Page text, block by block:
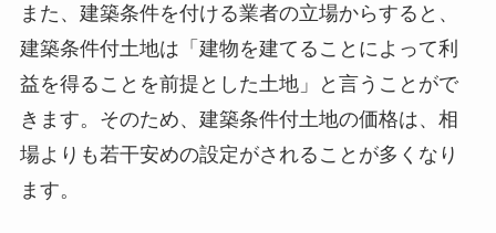
また、建築条件を付ける業者の立場からすると、
建築条件付土地は「建物を建てることによって利
益を得ることを前提とした土地」と言うことがで
きます。そのため、建築条件付土地の価格は、相
場よりも若干安めの設定がされることが多くなり
ます。